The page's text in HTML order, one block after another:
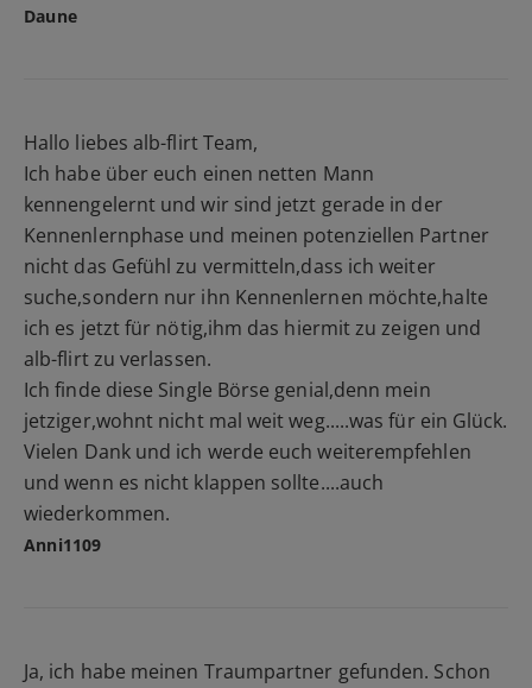
Daune
Hallo liebes alb-flirt Team,
Ich habe über euch einen netten Mann
kennengelernt und wir sind jetzt gerade in der
Kennenlernphase und meinen potenziellen Partner
nicht das Gefühl zu vermitteln,dass ich weiter
suche,sondern nur ihn Kennenlernen möchte,halte
ich es jetzt für nötig,ihm das hiermit zu zeigen und
alb-flirt zu verlassen.
Ich finde diese Single Börse genial,denn mein
jetziger,wohnt nicht mal weit weg.....was für ein Glück.
Vielen Dank und ich werde euch weiterempfehlen
und wenn es nicht klappen sollte....auch
wiederkommen.
Anni1109
Ja, ich habe meinen Traumpartner gefunden. Schon